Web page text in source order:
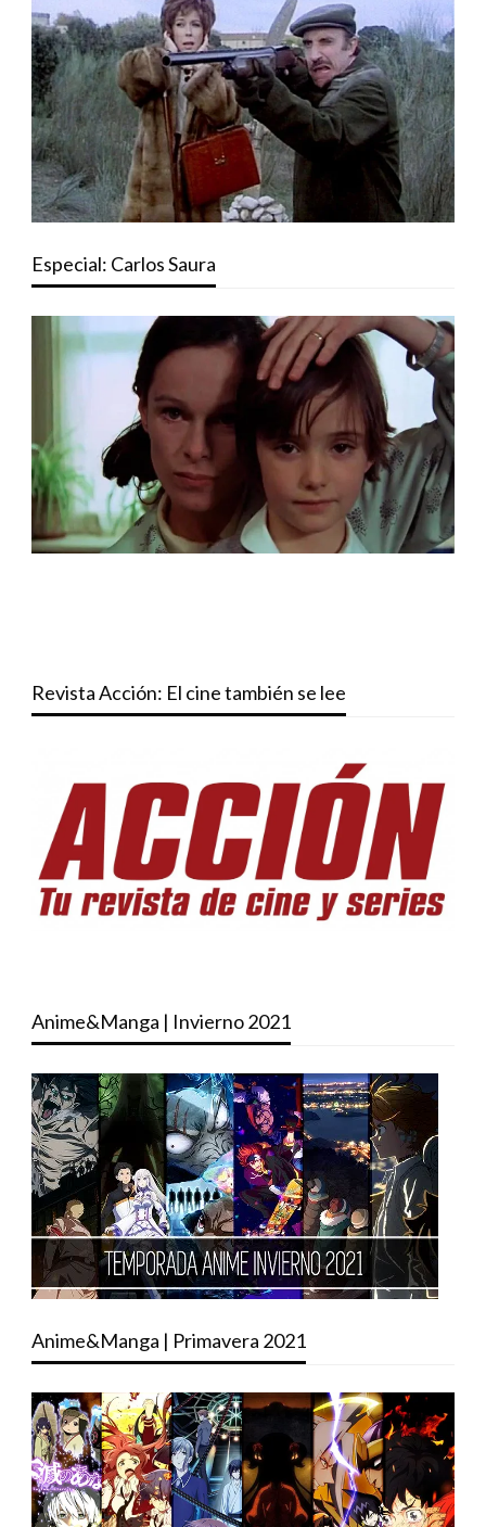
Especial: Carlos Saura
Revista Acción: El cine también se lee
Anime&Manga | Invierno 2021
Anime&Manga | Primavera 2021